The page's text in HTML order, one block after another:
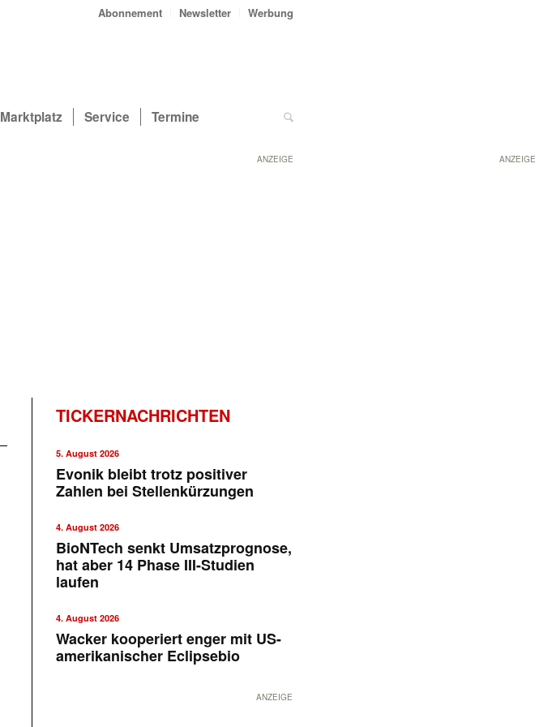
ANZEIGE
Abonnement Newsletter Werbung
Marktplatz Service Termine
ANZEIGE
TICKERNACHRICHTEN
5. August 2026
Evonik bleibt trotz positiver
Zahlen bei Stellenkürzungen
4. August 2026
BioNTech senkt Umsatzprognose,
hat aber 14 Phase III-Studien
laufen
4. August 2026
Wacker kooperiert enger mit US-
amerikanischer Eclipsebio
ANZEIGE